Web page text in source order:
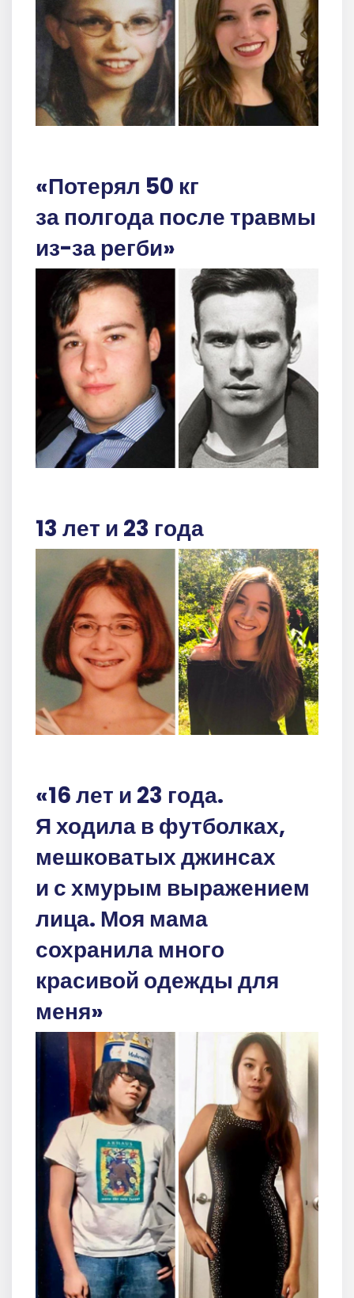
«Потерял 50 кг
за полгода после травмы
из-за регби»
13 лет и 23 года
«16 лет и 23 года.
Я ходила в футболках,
мешковатых джинсах
и с хмурым выражением
лица. Моя мама
сохранила много
красивой одежды для
меня»